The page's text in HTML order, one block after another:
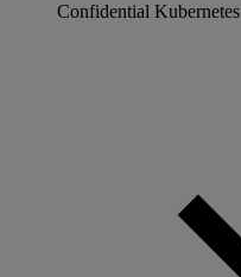
Confidential Kubernetes